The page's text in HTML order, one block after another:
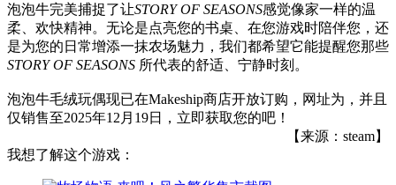
泡泡牛完美捕捉了让STORY OF SEASONS感觉像家一样的温
柔、欢快精神。无论是点亮您的书桌、在您游戏时陪伴您，还
是为您的日常增添一抹农场魅力，我们都希望它能提醒您那些
STORY OF SEASONS 所代表的舒适、宁静时刻。
泡泡牛毛绒玩偶现已在Makeship商店开放订购，网址为，并且
仅销售至2025年12月19日，立即获取您的吧！
【来源：steam】
我想了解这个游戏：